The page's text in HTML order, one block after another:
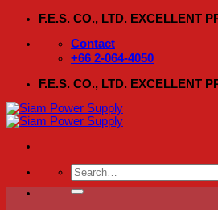
Skip
content
F.E.S. CO., LTD. EXCELLENT
Contact
+66 2-064-4050
F.E.S. CO., LTD. EXCELLENT
Search
for: